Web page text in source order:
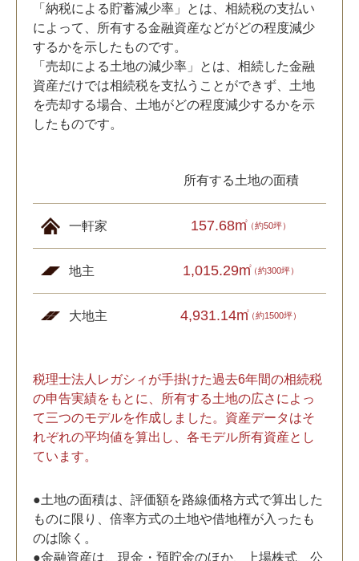
「納税による貯蓄減少率」とは、相続税の支払い
によって、所有する金融資産などがどの程度減少
するかを示したものです。
「売却による土地の減少率」とは、相続した金融
資産だけでは相続税を支払うことができず、土地
を売却する場合、土地がどの程度減少するかを示
したものです。
所有する土地の面積
一軒家 157.68m2（約50坪）
地主 1,015.29m2（約300坪）
大地主 4,931.14m2（約1500坪）
税理士法人レガシィが手掛けた過去6年間の相続税
の申告実績をもとに、所有する土地の広さによっ
て三つのモデルを作成しました。資産データはそ
れぞれの平均値を算出し、各モデル所有資産とし
ています。
●土地の面積は、評価額を路線価格方式で算出した
ものに限り、倍率方式の土地や借地権が入ったも
のは除く。
●金融資産は、現金・預貯金のほか、上場株式、公